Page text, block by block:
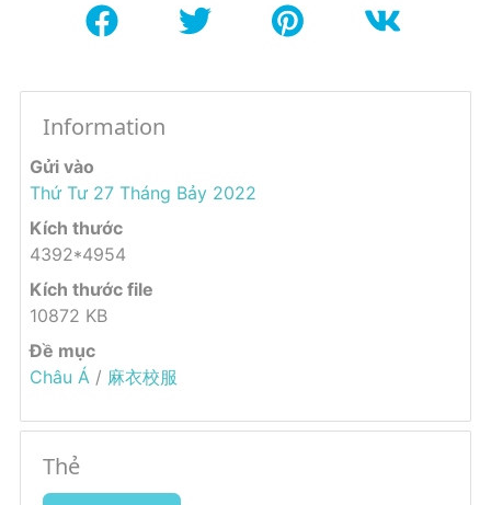
Information
Gửi vào
Thứ Tư 27 Tháng Bảy 2022
Kích thước
4392*4954
Kích thước file
10872 KB
Đề mục
Châu Á / 麻衣校服
Thẻ